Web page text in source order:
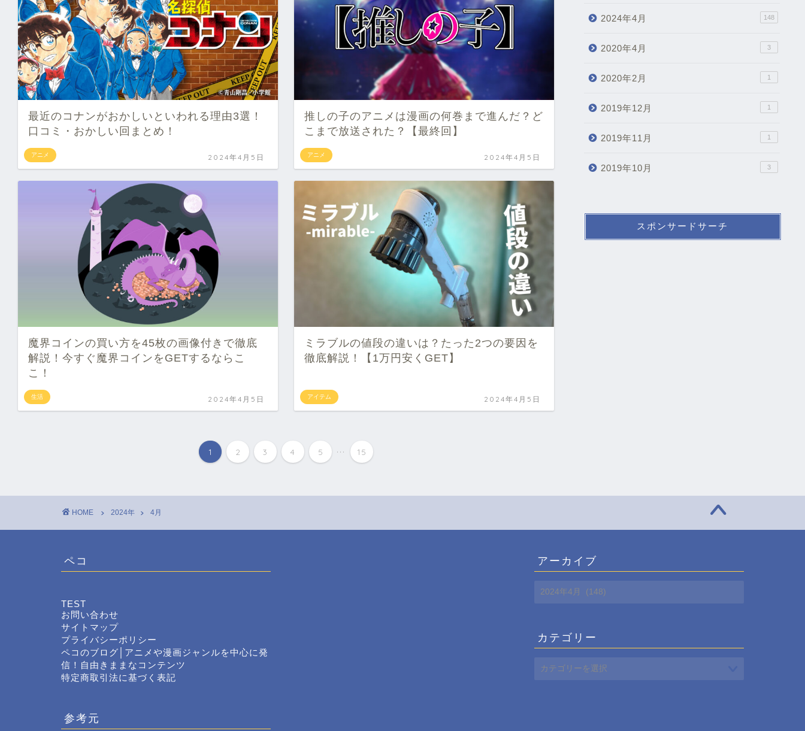
アニメ
最近のコナンがおかしいといわれる理由3選！
口コミ・おかしい回まとめ！
2024年4月5日 アニメ
推しの子のアニメは漫画の何巻まで進んだ？ど
こまで放送された？【最終回】
2024年4月5日
生活
魔界コインの買い方を45枚の画像付きで徹底
解説！今すぐ魔界コインをGETするならこ
こ！
2024年4月5日 アイテム
ミラブルの値段の違いは？たった2つの要因を
徹底解説！【1万円安くGET】
2024年4月5日
1 2 3 4 5 ... 15
2024年11月 4
2024年10月 6
2024年9月 7
2024年8月 2
2024年6月 1
2024年4月 148
2020年2月
HOME 2024年
ペコ
お問い合わせ
サイトマップ